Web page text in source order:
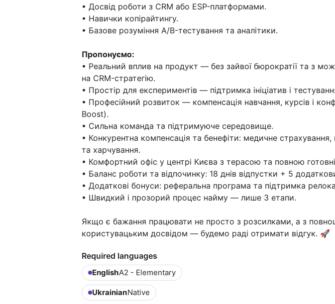
• Досвід роботи з CRM або ESP-платформами.
• Навички копірайтингу.
• Базове розуміння A/B-тестування та аналітики.
Пропонуємо:
• Реальний вплив на продукт — без зайвої бюрократії та з
на CRM-стратегію.
• Простір для експериментів — підтримка ініціатив і
• Професійний розвиток — компенсація навчання, курсів і
Boost).
• Сильна команда та підтримуюче середовище.
• Конкурентна компенсація та бенефіти: медичне
та харчування.
• Комфортний офіс у центрі Києва з терасою та повною
• Баланс роботи та відпочинку: 18 днів відпустки + 5
• Додаткові бонуси: реферальна програма та підтримка
• Швидкий і прозорий процес найму — лише 3 етапи.
Якщо є бажання працювати не просто з розсилками, а з
користувацьким досвідом — будемо раді отримати відгук. 🚀
Required languages
EnglishA2 - Elementary
UkrainianNative